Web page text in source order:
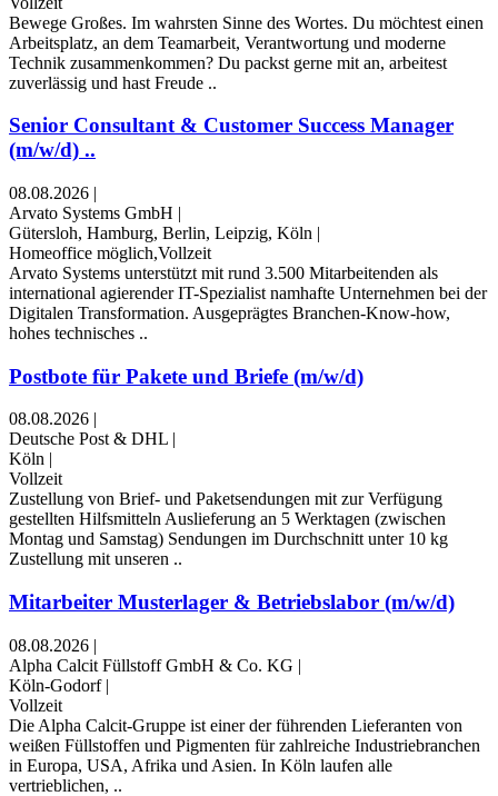
Bewege Großes. Im wahrsten Sinne des Wortes. Du möchtest einen
Arbeitsplatz, an dem Teamarbeit, Verantwortung und moderne
Technik zusammenkommen? Du packst gerne mit an, arbeitest
zuverlässig und hast Freude ..
Senior Consultant & Customer Success Manager
(m/w/d) ..
08.08.2026 |
Arvato Systems GmbH |
Gütersloh, Hamburg, Berlin, Leipzig, Köln |
Homeoffice möglich,Vollzeit
Arvato Systems unterstützt mit rund 3.500 Mitarbeitenden als
international agierender IT-Spezialist namhafte Unternehmen bei der
Digitalen Transformation. Ausgeprägtes Branchen-Know-how,
hohes technisches ..
Postbote für Pakete und Briefe (m/w/d)
08.08.2026
Deutsche Post & DHL
Köln
Vollzeit
Zustellung von Brief- und Paketsendungen mit zur Verfügung
gestellten Hilfsmitteln Auslieferung an 5 Werktagen (zwischen
Montag und Samstag) Sendungen im Durchschnitt unter 10 kg
Zustellung mit unseren ..
Mitarbeiter Musterlager & Betriebslabor (m/w/d)
08.08.2026 |
Alpha Calcit Füllstoff GmbH & Co. KG |
Köln-Godorf |
Vollzeit
Die Alpha Calcit-Gruppe ist einer der führenden Lieferanten von
weißen Füllstoffen und Pigmenten für zahlreiche Industriebranchen
in Europa, USA, Afrika und Asien. In Köln laufen alle
vertrieblichen, ..